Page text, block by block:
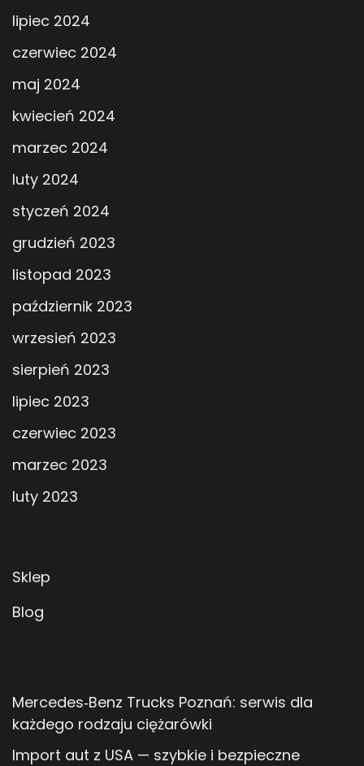
lipiec 2024
czerwiec 2024
maj 2024
kwiecień 2024
marzec 2024
luty 2024
styczeń 2024
grudzień 2023
listopad 2023
październik 2023
wrzesień 2023
sierpień 2023
lipiec 2023
czerwiec 2023
marzec 2023
luty 2023
Sklep
Blog
Mercedes‑Benz Trucks Poznań: serwis dla
każdego rodzaju ciężarówki
Import aut z USA — szybkie i bezpieczne